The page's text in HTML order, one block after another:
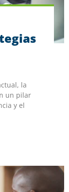
la
un pilar
y el